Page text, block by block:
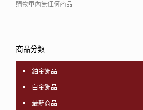
購物車內無任何商品
商品分類
鉑金飾品
白金飾品
最新商品